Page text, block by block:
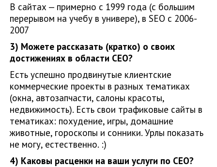
В сайтах — примерно с 1999 года (c большим
перерывом на учебу в универе), в SEO с 2006-
2007
3) Можете рассказать (кратко) о своих
достижениях в области СЕО?
Есть успешно продвинутые клиентские
коммерческие проекты в разных тематиках
(окна, автозапчасти, салоны красоты,
недвижимость). Есть свои трафиковые сайты в
тематиках: похудение, игры, домашние
животные, гороскопы и сонники. Урлы показать
не могу, естественно. :)
4) Каковы расценки на ваши услуги по СЕО?